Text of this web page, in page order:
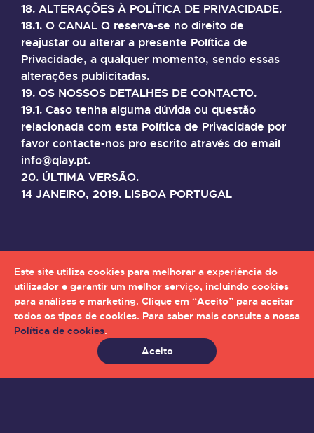
18. ALTERAÇÕES À POLÍTICA DE PRIVACIDADE.
18.1. O CANAL Q reserva-se no direito de
reajustar ou alterar a presente Política de
Privacidade, a qualquer momento, sendo essas
alterações publicitadas.
19. OS NOSSOS DETALHES DE CONTACTO.
19.1. Caso tenha alguma dúvida ou questão
relacionada com esta Política de Privacidade por
favor contacte-nos pro escrito através do email
info@qlay.pt.
20. ÚLTIMA VERSÃO.
14 JANEIRO, 2019. LISBOA PORTUGAL
Este site utiliza cookies para melhorar a experiência do
utilizador e garantir um melhor serviço, incluindo cookies
para análises e marketing. Clique em “Aceito” para aceitar
todos os tipos de cookies. Para saber mais consulte a nossa
Política de cookies.
Aceito